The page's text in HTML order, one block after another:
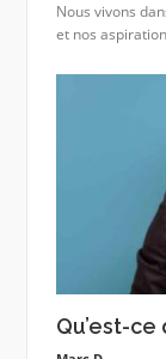
Nous vivons
et nos
Qu’est-